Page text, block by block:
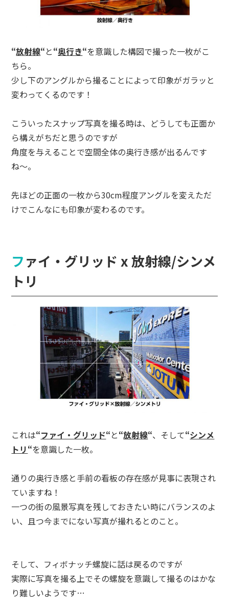
“放射線“と“奥行き“を意識した構図で撮った一枚がこ
ちら。
少し下のアングルから撮ることによって印象がガラッと
変わってくるのです！
こういったスナップ写真を撮る時は、どうしても正面か
ら構えがちだと思うのですが
角度を与えることで空間全体の奥行き感が出るんです
ね〜。
先ほどの正面の一枚から30cm程度アングルを変えただ
けでこんなにも印象が変わるのです。
ファイ・グリッド x 放射線/シンメ
トリ
これは“ファイ・グリッド“と“放射線“、そして“シンメ
トリ“を意識した一枚。
通りの奥行き感と手前の看板の存在感が見事に表現され
ていますね！
一つの街の風景写真を残しておきたい時にバランスのよ
い、且つ今までにない写真が撮れるとのこと。
そして、フィボナッチ螺旋に話は戻るのですが
実際に写真を撮る上でその螺旋を意識して撮るのはかな
り難しいようです…